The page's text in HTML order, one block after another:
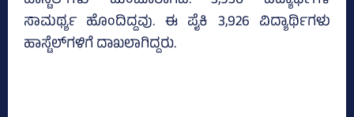
ಸಾಮರ್ಥ್ಯ ಹೊಂದಿದ್ದವು. ಈ ಪೈಕಿ 3,926 ವಿದ್ಯಾರ್ಥಿಗಳು
ಹಾಸ್ಟೆಲ್‌ಗಳಿಗೆ ದಾಖಲಾಗಿದ್ದರು.